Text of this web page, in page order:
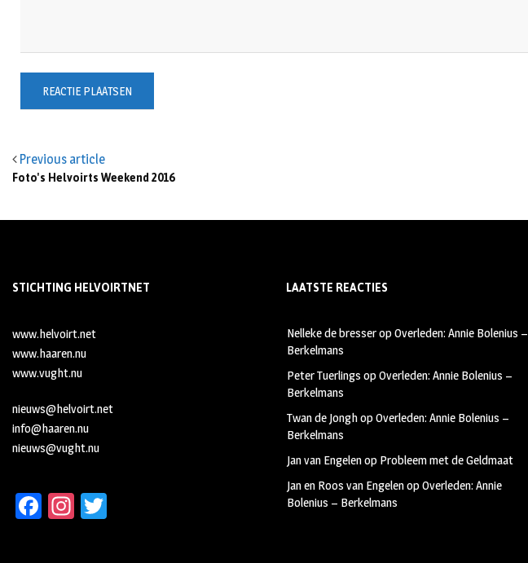
Previous article
Foto's Helvoirts Weekend 2016
STICHTING HELVOIRTNET
www.helvoirt.net
www.haaren.nu
www.vught.nu
nieuws@helvoirt.net
info@haaren.nu
nieuws@vught.nu
Fa In
LAATSTE REACTIES
Nelleke de bresseropOverleden: Annie Bolenius –
Berkelmans
Peter Tuerlings opOverleden: Annie Bolenius –
Berkelmans
Twan de JonghopOverleden: Annie Bolenius –
Berkelmans
Jan van Engelenop Probleem met de Geldmaat
Jan en Roos van EngelenopOverleden: Annie
Bolenius – Berkelmans